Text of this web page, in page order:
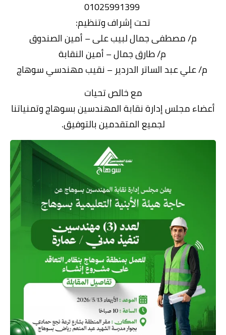
تحت إشراف وتنظيم:
م/ مصطفى جمال لبيب على – أمين الصندوق
م/ طارق جمال – أمين النقابة
م/ علي عبدالساتر الدردير – نقيب مهندسي سوهاج
مع خالص تحيات
أعضاء مجلس إدارة نقابة المهندسين بسوهاج وتمنياتنا
لجميع المتقدمين بالتوفيق.